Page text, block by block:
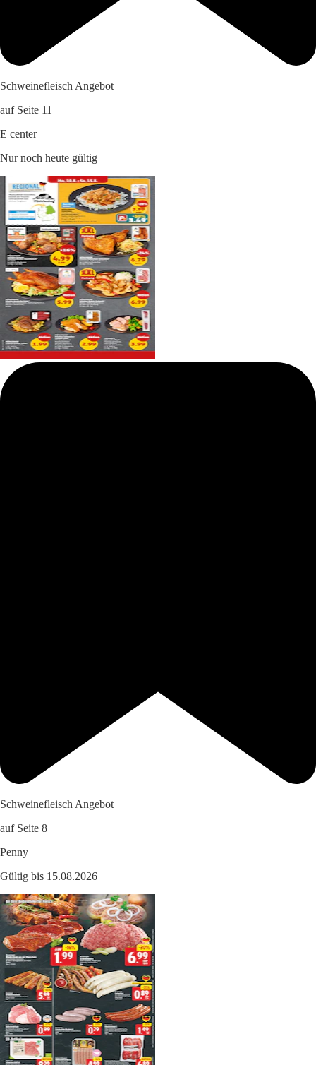
Schweinefleisch Angebot
auf Seite 11
E center
Nur noch heute gültig
Schweinefleisch Angebot
auf Seite 8
Penny
Gültig bis 15.08.2026